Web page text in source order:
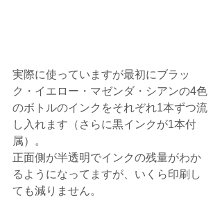
実際に使っていますが最初にブラッ
ク・イエロー・マゼンダ・シアンの4色
のボトルのインクをそれぞれ1本ずつ流
し入れます（さらに黒インクが1本付
属）。
正面側が半透明でインクの残量がわか
るようになってますが、いくら印刷し
ても減りません。